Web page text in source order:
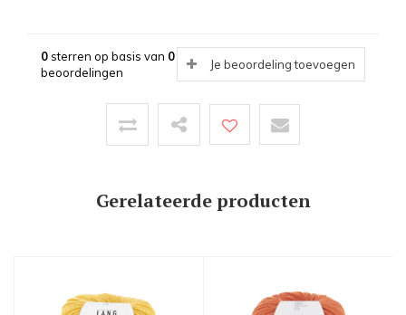
0sterren op basis van 0
beoordelingen
Je beoordeling toevoegen
Gerelateerde producten